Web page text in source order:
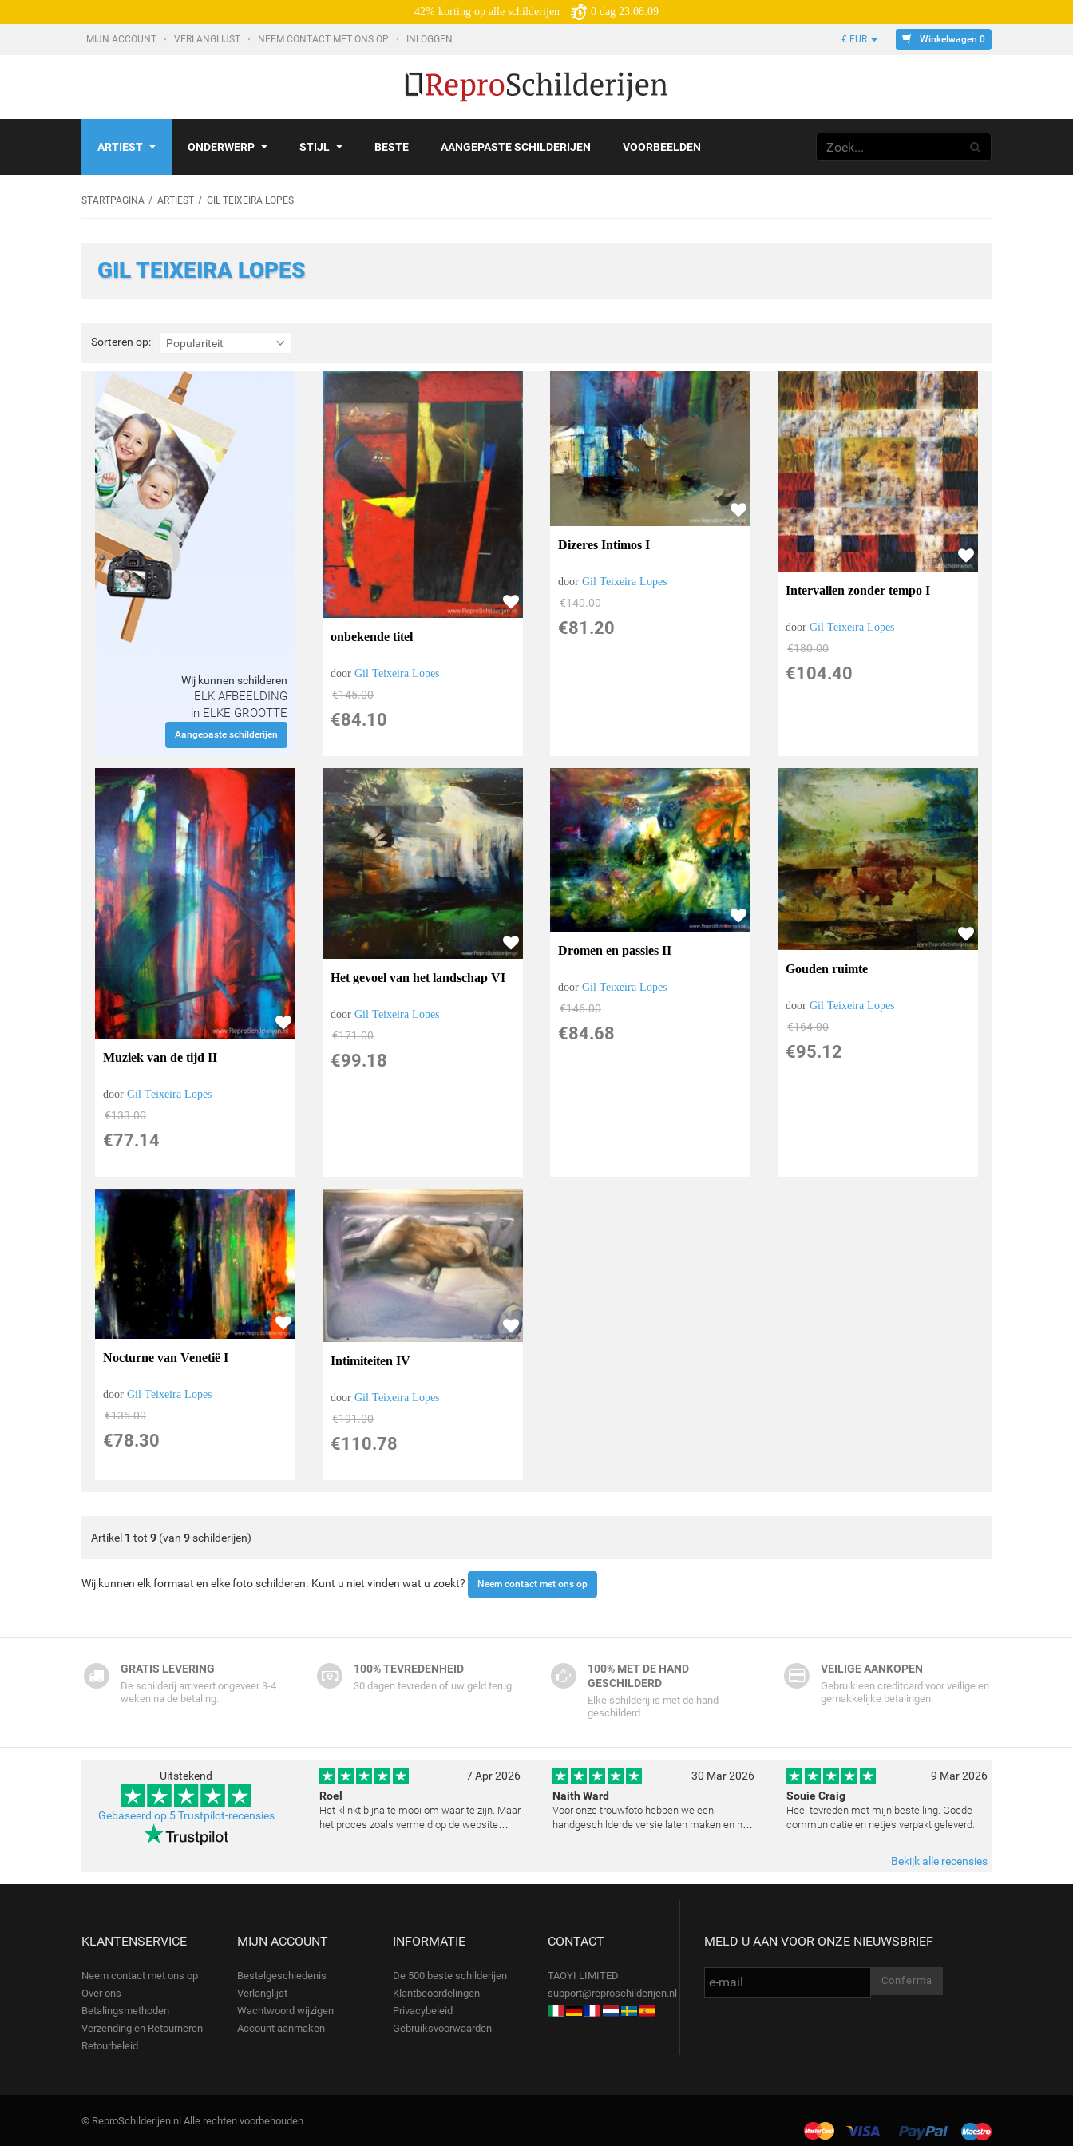
42% korting op alle schilderijen 0 dag 23:08:08
MIJN ACCOUNT VERLANGLIJST NEEM CONTACT MET ONS OP INLOGGEN € EUR Winkelwagen 0
ARTIEST ONDERWERP STIJL BESTE AANGEPASTE SCHILDERIJEN VOORBEELDEN
STARTPAGINA ARTIEST GIL TEIXEIRA LOPES
GIL TEIXEIRA LOPES
Sorteren op: Populariteit
Sorteren
op:
Wij kunnen schilderen
ELK AFBEELDING
in ELKE GROOTTE
Aangepaste schilderijen
onbekende titel
doorGil Teixeira Lopes
€145.00
€84.10
Dizeres Intimos I
doorGil Teixeira Lopes
€140.00
€81.20
Intervallen zonder tempo I
doorGil Teixeira Lopes
€180.00
€104.40
Muziek van de tijd II
doorGil Teixeira Lopes
€133.00
€77.14
Het gevoel van het landschap VI
doorGil Teixeira Lopes
€171.00
€99.18
Dromen en passies II
doorGil Teixeira Lopes
€146.00
€84.68
Gouden ruimte
doorGil Teixeira Lopes
€164.00
€95.12
Nocturne van Venetië I
doorGil Teixeira Lopes
€135.00
€78.30
Intimiteiten IV
doorGil Teixeira Lopes
€191.00
€110.78
Artikel 1 tot 9 (van 9schilderijen)
Wij kunnen elk formaat en elke foto schilderen. Kunt u niet vinden wat u zoekt? Neem contact met ons op
GRATIS LEVERING
De schilderij arriveert ongeveer 3-4
weken na de betaling.
100% TEVREDENHEID
30 dagen tevreden of uw geld terug.
100% MET DE HAND
GESCHILDERD
Elke schilderij is met de hand
geschilderd.
VEILIGE AANKOPEN
Gebruik een creditcard voor veilige en
gemakkelijke betalingen.
Uitstekend
Gebaseerd op 5 Trustpilot-recensies
7 Apr 2026
Roel
Het klinkt bijna te mooi om waar te zijn. Maar
het proces zoals vermeld op de website
30 Mar 2026
Naith Ward
Voor onze trouwfoto hebben we een
handgeschilderde versie laten maken en het
de lic
9 Mar 2026
Souie Craig
Heel tevreden met mijn bestelling. Goede
communicatie en netjes verpakt geleverd.
Bekijk alle recensies
KLANTENSERVICE
Neem contact met ons op
Over ons
Betalingsmethoden
Verzending en Retourneren
Retourbeleid
MIJN ACCOUNT
Bestelgeschiedenis
Verlanglijst
Wachtwoord wijzigen
Account aanmaken
INFORMATIE
De 500 beste schilderijen
Klantbeoordelingen
Privacybeleid
Gebruiksvoorwaarden
CONTACT
TAOYI LIMITED
support@reproschilderijen.nl
MELD U AAN VOOR ONZE NIEUWSBRIEF
© ReproSchilderijen.nl Alle rechten voorbehouden